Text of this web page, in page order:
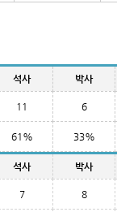
석사 박사
11 6
61% 33%
석사 박사
7 8